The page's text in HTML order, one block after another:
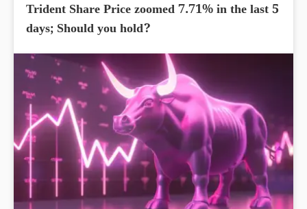
Trident Share Price zoomed 7.71% in the last 5
days; Should you hold?